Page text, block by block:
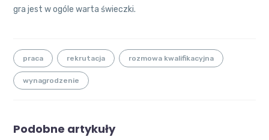
gra jest w ogóle warta świeczki.
praca rekrutacja rozmowa kwalifikacyjna
wynagrodzenie
Podobne artykuły